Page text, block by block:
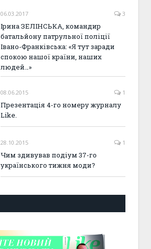
06.03.2017 3
Ірина ЗЕЛІНСЬКА, командир
батальйону патрульної поліції
Івано-Франківська: «Я тут заради
спокою нашої країни, наших
людей…»
08.06.2015 1
Презентація 4-го номеру журналу
Like.
28.10.2015 1
Чим здивував подіум 37-го
українського тижня моди?